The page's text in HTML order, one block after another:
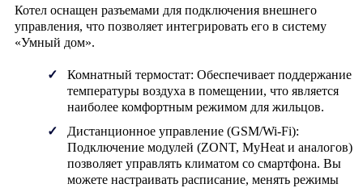
Котел оснащен разъемами для подключения внешнего
управления, что позволяет интегрировать его в систему
«Умный дом».
Комнатный термостат: Обеспечивает поддержание
температуры воздуха в помещении, что является
наиболее комфортным режимом для жильцов.
Дистанционное управление (GSM/Wi-Fi):
Подключение модулей (ZONT, MyHeat и аналогов)
позволяет управлять климатом со смартфона. Вы
можете настраивать расписание, менять режимы